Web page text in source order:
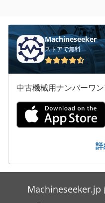
Machineseeker
ストアで無料
中古機械用ナンバーワン
Machineseeker.jp